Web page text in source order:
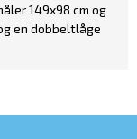
149x98 cm og
en dobbeltlåge